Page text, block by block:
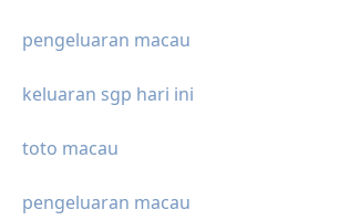
pengeluaran macau
keluaran sgp hari ini
toto macau
pengeluaran macau